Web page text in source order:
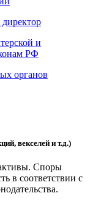
и
РФ
органов
векселей и т.д.)
Споры
в соответствии с